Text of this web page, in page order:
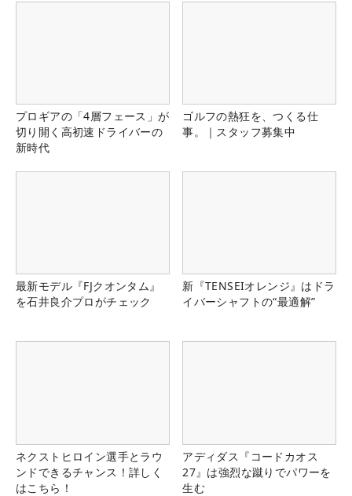
プロギアの「4層フェース」が
切り開く高初速ドライバーの
新時代
ゴルフの熱狂を、つくる仕
事。｜スタッフ募集中
最新モデル『FJクオンタム』
を石井良介プロがチェック
新『TENSEIオレンジ』はドラ
イバーシャフトの“最適解”
ネクストヒロイン選手とラウ
ンドできるチャンス！詳しく
はこちら！
アディダス『コードカオス
27』は強烈な蹴りでパワーを
生む